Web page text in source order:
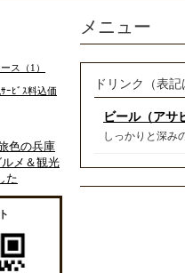
メニュー
ドリンク（表
ビール（アサ
しっかりと深み
ス（1）
ｰﾋﾞｽ料込価